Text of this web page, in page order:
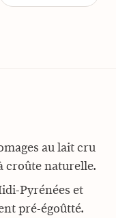
au lait cru
croûte naturelle.
Pyrénées et
pré-égoûtté.